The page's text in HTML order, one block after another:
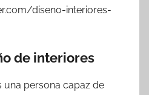
diseno-interiores-
de interiores
una persona capaz de